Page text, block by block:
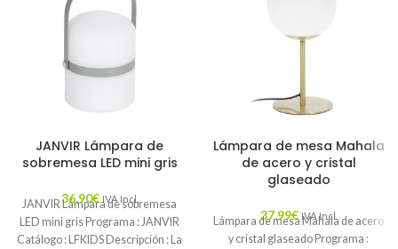
JANVIR Lámpara de
sobremesa LED mini gris
36,90€ IVA Incl.
JANVIR Lámpara de sobremesa
LED mini gris Programa : JANVIR
Catálogo : LFKIDS Descripción : La
Lámpara de mesa Mahala
de acero y cristal
glaseado
37,99€ IVA Incl.
Lámpara de mesa Mahala de acero
y cristal glaseado Programa :